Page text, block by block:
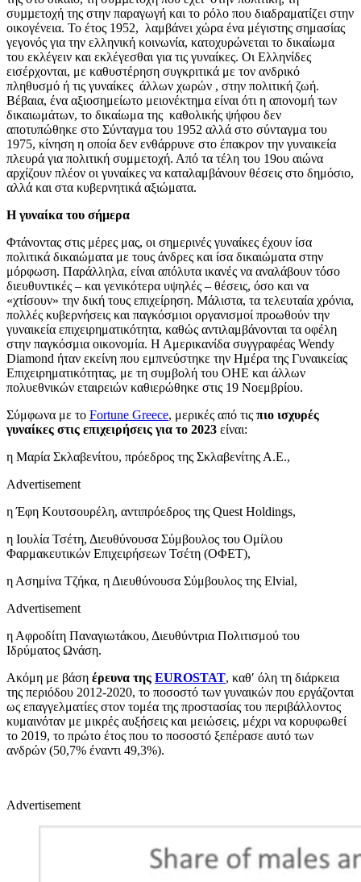
συµµετοχή της στην παραγωγή και το ρόλο που διαδραματίζει στην
οικογένεια. Το έτος 1952, λαμβάνει χώρα ένα μέγιστης σημασίας
γεγονός για την ελληνική κοινωνία, κατοχυρώνεται το δικαίωμα
του εκλέγειν και εκλέγεσθαι για τις γυναίκες. Οι Ελληνίδες
εισέρχονται, με καθυστέρηση συγκριτικά με τον ανδρικό
πληθυσμό ή τις γυναίκες άλλων χωρών , στην πολιτική ζωή.
Βέβαια, ένα αξιοσημείωτο μειονέκτημα είναι ότι η απονομή των
δικαιωμάτων, το δικαίωμα της καθολικής ψήφου δεν
αποτυπώθηκε στο Σύνταγμα του 1952 αλλά στο σύνταγμα του
1975, κίνηση η οποία δεν ενθάρρυνε στο έπακρον την γυναικεία
πλευρά για πολιτική συμμετοχή. Από τα τέλη του 19ου αιώνα
αρχίζουν πλέον οι γυναίκες να καταλαμβάνουν θέσεις στο δημόσιο,
αλλά και στα κυβερνητικά αξιώματα.
Η γυναίκα του σήμερα
Φτάνοντας στις μέρες μας, οι σημερινές γυναίκες έχουν ίσα
πολιτικά δικαιώματα με τους άνδρες και ίσα δικαιώματα στην
μόρφωση. Παράλληλα, είναι απόλυτα ικανές να αναλάβουν τόσο
διευθυντικές – και γενικότερα υψηλές – θέσεις, όσο και να
«χτίσουν» την δική τους επιχείρηση. Μάλιστα, τα τελευταία χρόνια,
πολλές κυβερνήσεις και παγκόσμιοι οργανισμοί προωθούν την
γυναικεία επιχειρηματικότητα, καθώς αντιλαμβάνονται τα οφέλη
στην παγκόσμια οικονομία. Η Αμερικανίδα συγγραφέας Wendy
Diamond ήταν εκείνη που εμπνεύστηκε την Ημέρα της Γυναικείας
Επιχειρηματικότητας, με τη συμβολή του ΟΗΕ και άλλων
πολυεθνικών εταιρειών καθιερώθηκε στις 19 Νοεμβρίου.
Σύμφωνα με το Fortune Greece, μερικές από τις πιο ισχυρές
γυναίκες στις επιχειρήσεις για το 2023 είναι:
η Μαρία Σκλαβενίτου, πρόεδρος της Σκλαβενίτης Α.Ε.,
Advertisement
η Έφη Κουτσουρέλη, αντιπρόεδρος της Quest Holdings,
η Ιουλία Τσέτη, Διευθύνουσα Σύμβουλος του Ομίλου
Φαρμακευτικών Επιχειρήσεων Τσέτη (ΟΦΕΤ),
η Ασημίνα Τζήκα, η Διευθύνουσα Σύμβουλος της Elvial,
Advertisement
η Αφροδίτη Παναγιωτάκου, Διευθύντρια Πολιτισμού του
Ιδρύματος Ωνάση.
Ακόμη με βάση έρευνα της EUROSTAT, καθ′ όλη τη διάρκεια
της περιόδου 2012-2020, το ποσοστό των γυναικών που εργάζονται
ως επαγγελματίες στον τομέα της προστασίας του περιβάλλοντος
κυμαινόταν με μικρές αυξήσεις και μειώσεις, μέχρι να κορυφωθεί
το 2019, το πρώτο έτος που το ποσοστό ξεπέρασε αυτό των
ανδρών (50,7% έναντι 49,3%).
Advertisement